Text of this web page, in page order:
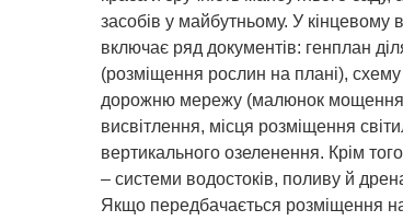
засобів у майбутньому. У
включає ряд документів: генплан
(розміщення рослин на плані),
дорожню мережу (малюнок мощення
висвітлення, місця розміщення
вертикального озеленення. Крім
– системи водостоків, поливу й
Якщо передбачається розміщення